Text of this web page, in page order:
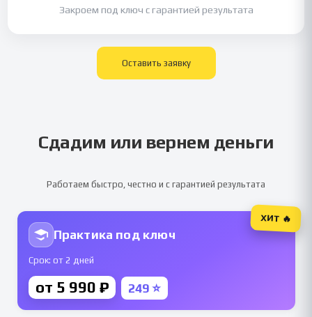
Закроем под ключ с гарантией результата
Оставить заявку
Сдадим или вернем деньги
Работаем быстро, честно и с гарантией результата
Практика под ключ
Срок: от 2 дней
от 5 990 ₽ 249 ⭐
ХИТ 🔥